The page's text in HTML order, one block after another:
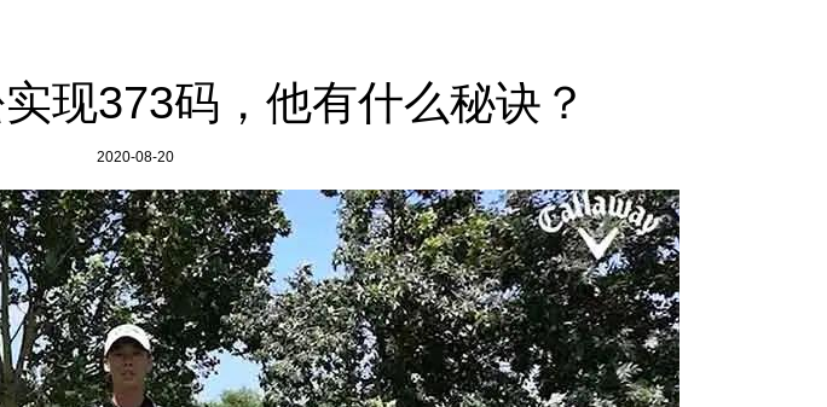
现373码，他有什么秘诀？
2020-08-20